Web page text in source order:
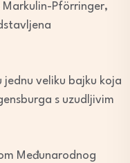
Markulin-Pförringer,
jednu veliku bajku koja
s uzudljivim
Međunarodnog